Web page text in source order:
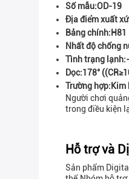
Số mẫu:OD-19
Địa điểm xuất
Bảng chính: H81
Nhất độ chống
Tình trạng lạnh:
Dọc:178°
Trường hợp: Kim
Người chơi
trong điều kiện
Hỗ trợ và
Sản phẩm